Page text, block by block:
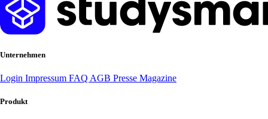
Unternehmen
Login Impressum FAQ AGB Presse Magazine
Produkt